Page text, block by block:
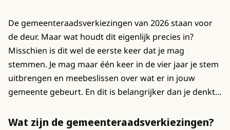
De gemeenteraadsverkiezingen van 2026 staan voor
de deur. Maar wat houdt dit eigenlijk precies in?
Misschien is dit wel de eerste keer dat je mag
stemmen. Je mag maar één keer in de vier jaar je stem
uitbrengen en meebeslissen over wat er in jouw
gemeente gebeurt. En dit is belangrijker dan je denkt…
Wat zijn de gemeenteraadsverkiezingen?